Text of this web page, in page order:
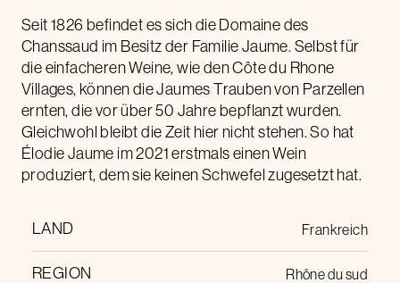
Seit 1826 befindet es sich die Domaine des
Chanssaud im Besitz der Familie Jaume. Selbst für
die einfacheren Weine, wie den Côte du Rhone
Villages, können die Jaumes Trauben von Parzellen
ernten, die vor über 50 Jahre bepflanzt wurden.
Gleichwohl bleibt die Zeit hier nicht stehen. So hat
Élodie Jaume im 2021 erstmals einen Wein
produziert, dem sie keinen Schwefel zugesetzt hat.
LAND Frankreich
REGION Rhône du sud